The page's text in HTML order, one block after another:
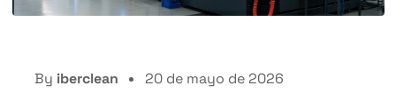
By iberclean 20 de mayo de 2026